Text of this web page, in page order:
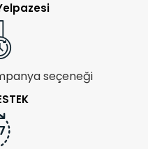
seçeneği